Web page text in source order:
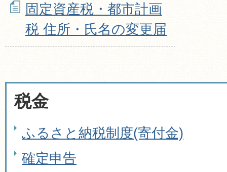
固定資産税・都市計画
税 住所・氏名の変更届
税金
ふるさと納税制度(寄付金)
確定申告